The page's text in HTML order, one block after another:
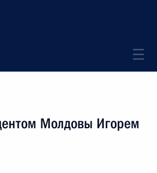
Молдовы Игорем